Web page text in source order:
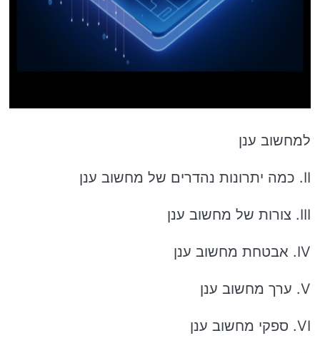
למחשוב ענן
II. כמה יתרונות נהדרים של מחשוב ענן
III. צורות של מחשוב ענן
IV. אבטחת מחשוב ענן
V. ערך מחשוב ענן
VI. ספקי מחשוב ענן